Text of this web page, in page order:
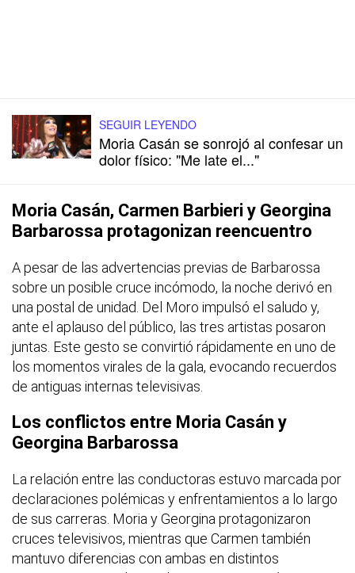
SEGUIR LEYENDO
Moria Casán se sonrojó al confesar un
dolor físico: "Me late el..."
Moria Casán, Carmen Barbieri y Georgina
Barbarossa protagonizan reencuentro
A pesar de las advertencias previas de Barbarossa
sobre un posible cruce incómodo, la noche derivó en
una postal de unidad. Del Moro impulsó el saludo y,
ante el aplauso del público, las tres artistas posaron
juntas. Este gesto se convirtió rápidamente en uno de
los momentos virales de la gala, evocando recuerdos
de antiguas internas televisivas.
Los conflictos entre Moria Casán y
Georgina Barbarossa
La relación entre las conductoras estuvo marcada por
declaraciones polémicas y enfrentamientos a lo largo
de sus carreras. Moria y Georgina protagonizaron
cruces televisivos, mientras que Carmen también
mantuvo diferencias con ambas en distintos